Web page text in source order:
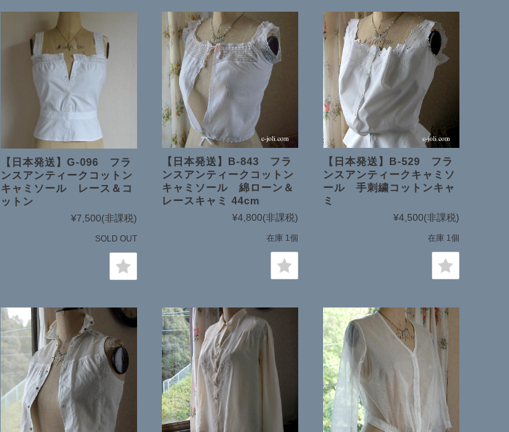
【日本発送】G-096 フラ
ンスアンティークコットン
キャミソール レース＆コ
ットン
¥7,500(非課税)
SOLD OUT
【日本発送】B-843 フラ
ンスアンティークコットン
キャミソール 綿ローン＆
レースキャミ 44cm
¥4,800(非課税)
在庫 1個
【日本発送】B-529 フラ
ンスアンティークキャミソ
ール 手刺繍コットンキャ
ミ
¥4,500(非課税)
在庫 1個